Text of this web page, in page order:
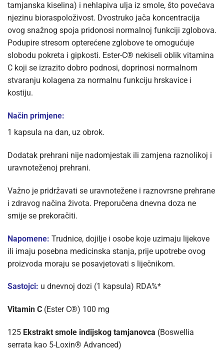
tamjanska kiselina) i nehlapiva ulja iz smole, što povećava
njezinu bioraspoloživost. Dvostruko jača koncentracija
ovog snažnog spoja pridonosi normalnoj funkciji zglobova.
Podupire stresom opterećene zglobove te omogućuje
slobodu pokreta i gipkosti. Ester-C® nekiseli oblik vitamina
C koji se izrazito dobro podnosi, doprinosi normalnom
stvaranju kolagena za normalnu funkciju hrskavice i
kostiju.
Način primjene:
1 kapsula na dan, uz obrok.
Dodatak prehrani nije nadomjestak ili zamjena raznolikoj i
uravnoteženoj prehrani.
Važno je pridržavati se uravnotežene i raznovrsne prehrane
i zdravog načina života. Preporučena dnevna doza ne
smije se prekoračiti.
Napomene: Trudnice, dojilje i osobe koje uzimaju lijekove
ili imaju posebna medicinska stanja, prije upotrebe ovog
proizvoda moraju se posavjetovati s liječnikom.
Sastojci: u dnevnoj dozi (1 kapsula) RDA%*
Vitamin C (Ester C®) 100 mg
125 Ekstrakt smole indijskog tamjanovca (Boswellia
serrata kao 5-Loxin® Advanced)